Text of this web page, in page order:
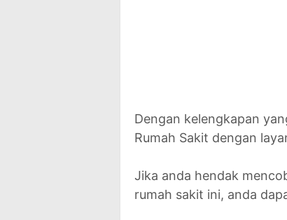
Dengan kelengkapan
Rumah Sakit dengan
Jika anda hendak
rumah sakit ini, anda